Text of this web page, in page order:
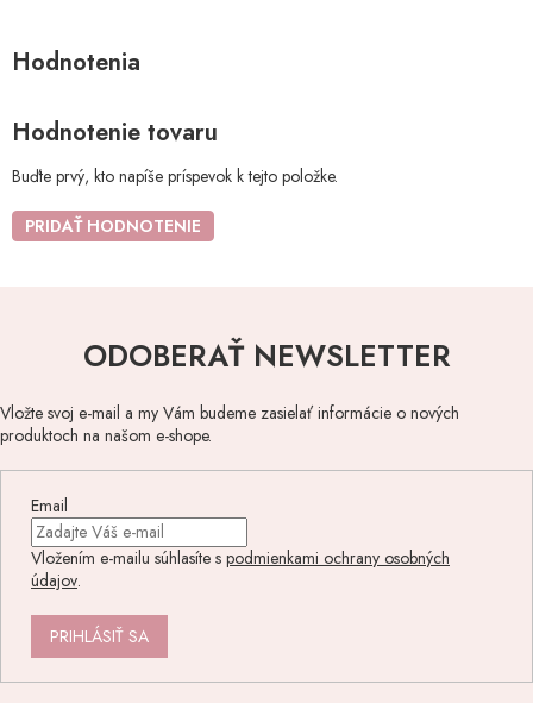
Hodnotenie tovaru
Buďte prvý, kto napíše príspevok k tejto položke.
PRIDAŤ HODNOTENIE
ODOBERAŤ NEWSLETTER
Vložte svoj e-mail a my Vám budeme zasielať informácie o nových
produktoch na našom e-shope.
Email
Vložením e-mailu súhlasíte s podmienkami ochrany osobných
údajov.
PRIHLÁSIŤ SA